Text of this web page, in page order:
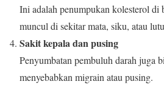
Ini adalah penumpukan kolesterol di
muncul di sekitar mata, siku, atau
Sakit kepala dan pusing
Penyumbatan pembuluh darah juga
menyebabkan migrain atau pusing.